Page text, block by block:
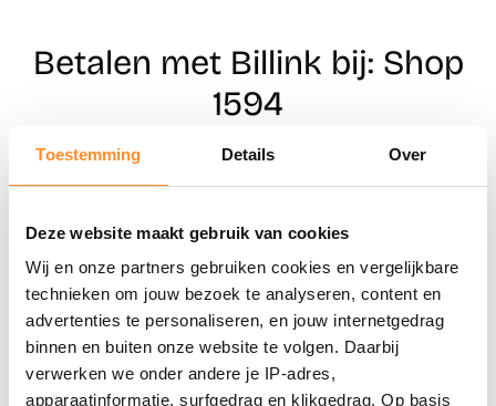
Toestemming Details Over
Deze website maakt gebruik van cookies
Wij en onze partners gebruiken cookies en vergelijkbare
technieken om jouw bezoek te analyseren, content en
advertenties te personaliseren, en jouw internetgedrag
binnen en buiten onze website te volgen. Daarbij
verwerken we onder andere je IP-adres,
apparaatinformatie, surfgedrag en klikgedrag. Op basis
Betalen met Billink bij: Shop
1594
Naar winkels